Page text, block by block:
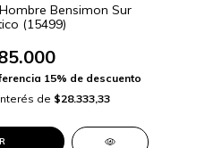
Bensimon Sur
(15499)
15% de descuento
de $28.333,33